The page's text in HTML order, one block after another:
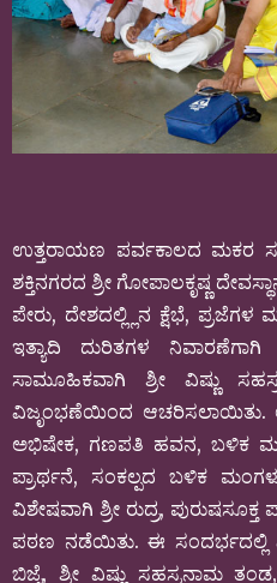
ಉತ್ತರಾಯಣ ಪರ್ವಕಾಲದ ಮಕರ
ಶಕ್ತಿನಗರದ ಶ್ರೀ ಗೋಪಾಲಕೃಷ್ಣ
ಪೇರು, ದೇಶದಲ್ಲ್ಲಿನ ಕ್ಷೆಭೆ,
ಇತ್ಯಾದಿ ದುರಿತಗಳ
ಸಾಮೂಹಿಕವಾಗಿ ಶ್ರೀ ವಿಷ್ಣು
ವಿಜೃಂಭಣೆಯಿಂದ ಆಚರಿಸಲಾಯಿತು. ಆ
ಅಭಿಷೇಕ, ಗಣಪತಿ ಹವನ, ಬಳಿಕ
ಪ್ರಾರ್ಥನೆ, ಸಂಕಲ್ಪದ ಬಳಿಕ
ವಿಶೇಷವಾಗಿ ಶ್ರೀ ರುದ್ರ,
ಪಠಣ ನಡೆಯಿತು. ಈ ಸಂದರ್ಭದಲ್ಲಿ
ಬಿಜೈ, ಶ್ರೀ ವಿಷ್ಣು ಸಹಸ್ರನಾಮ